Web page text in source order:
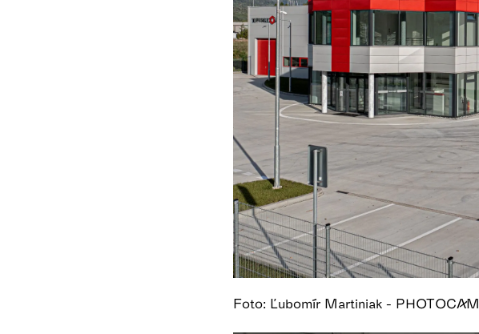
Foto: Ľubomír Martiniak -